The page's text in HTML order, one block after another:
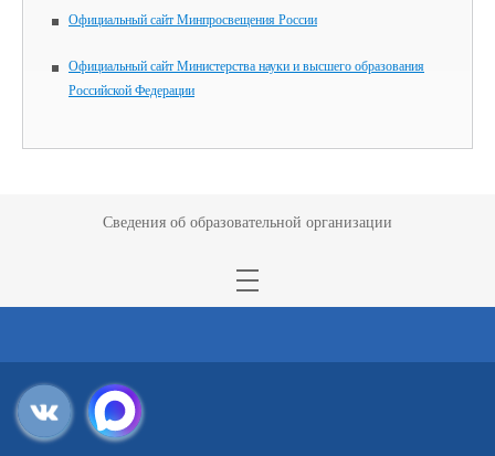
Официальный сайт Минпросвещения России
Официальный сайт Министерства науки и высшего образования
Российской Федерации
Сведения об образовательной организации